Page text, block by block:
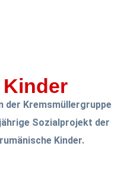
der Kremsmüllergruppe
Sozialprojekt der
Kinder.